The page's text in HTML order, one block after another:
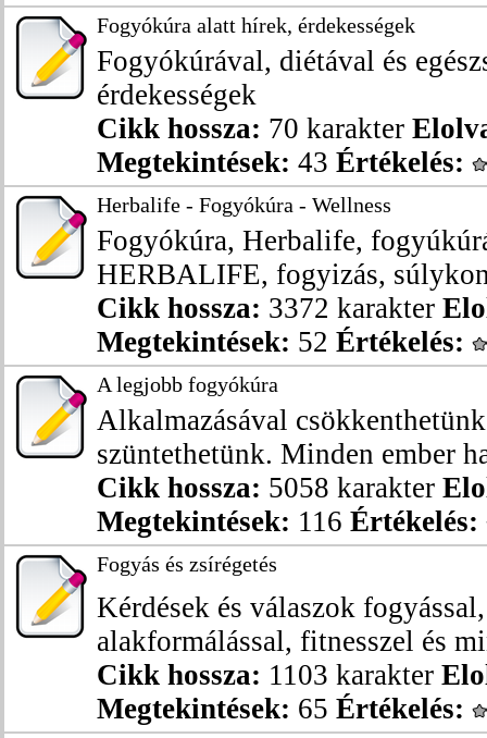
Fogyókúra alatt hírek, érdekességek
Fogyókúrával, diétával és
érdekességek
Cikk hossza: 70 karakter
Megtekintések: 43 Értékelés:
Herbalife - Fogyókúra - Wellness
Fogyókúra, Herbalife,
HERBALIFE, fogyizás,
Cikk hossza: 3372 karakter
Megtekintések: 52 Értékelés:
A legjobb fogyókúra
Alkalmazásával
szüntethetünk. Minden ember
Cikk hossza: 5058 karakter
Megtekintések: 116 Értékelés:
Fogyás és zsírégetés
Kérdések és válaszok
alakformálással, fitnesszel és
Cikk hossza: 1103 karakter
Megtekintések: 65 Értékelés: